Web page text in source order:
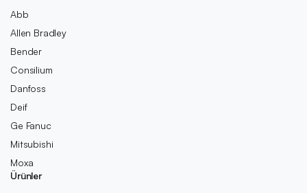
Abb
Allen Bradley
Bender
Consilium
Danfoss
Deif
Ge Fanuc
Mitsubishi
Moxa
Ürünler